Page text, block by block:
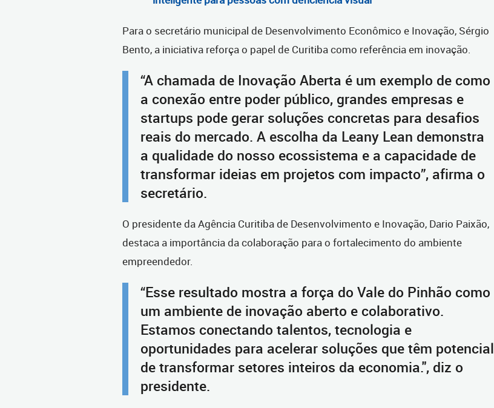
Para o secretário municipal de Desenvolvimento Econômico e Inovação, Sérgio
Bento, a iniciativa reforça o papel de Curitiba como referência em inovação.
“A chamada de Inovação Aberta é um exemplo de como
a conexão entre poder público, grandes empresas e
startups pode gerar soluções concretas para desafios
reais do mercado. A escolha da Leany Lean demonstra
a qualidade do nosso ecossistema e a capacidade de
transformar ideias em projetos com impacto”, afirma o
secretário.
O presidente da Agência Curitiba de Desenvolvimento e Inovação, Dario Paixão,
destaca a importância da colaboração para o fortalecimento do ambiente
empreendedor.
“Esse resultado mostra a força do Vale do Pinhão como
um ambiente de inovação aberto e colaborativo.
Estamos conectando talentos, tecnologia e
oportunidades para acelerar soluções que têm potencial
de transformar setores inteiros da economia.", diz o
presidente.